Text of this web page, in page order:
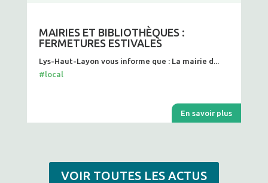
MAIRIES ET BIBLIOTHÈQUES :
FERMETURES ESTIVALES
Lys-Haut-Layon vous informe que : La mairie d...
#local
En savoir plus
VOIR TOUTES LES ACTUS